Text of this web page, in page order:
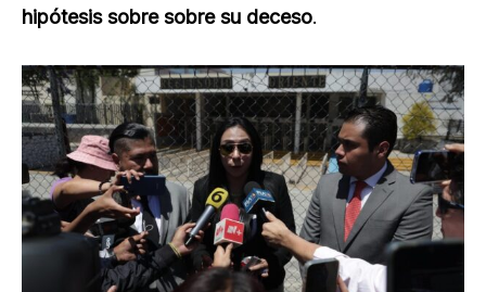
hipótesis sobre sobre su deceso.